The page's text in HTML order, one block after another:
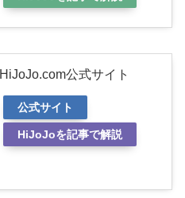
HiJoJo.com公式サイト
公式サイト
HiJoJoを記事で解説